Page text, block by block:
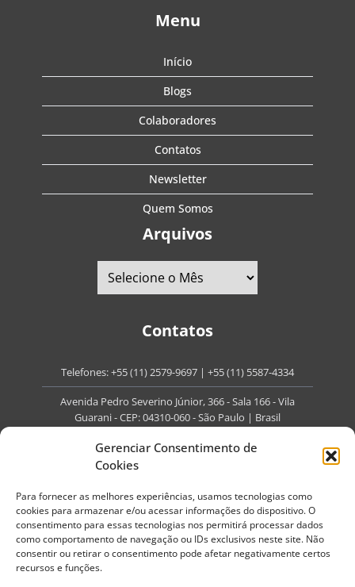
Gerenciar Consentimento de
Cookies
Para fornecer as melhores experiências, usamos tecnologias como
cookies para armazenar e/ou acessar informações do dispositivo. O
consentimento para essas tecnologias nos permitirá processar dados
como comportamento de navegação ou IDs exclusivos neste site. Não
consentir ou retirar o consentimento pode afetar negativamente certos
recursos e funções.
Menu
Início
Blogs
Colaboradores
Contatos
Newsletter
Quem Somos
Arquivos
Contatos
Telefones:+55 (11) 2579-9697 | +55 (11) 5587-4334
Avenida Pedro Severino Júnior, 366 - Sala 166 - Vila
Guarani - CEP: 04310-060 - São Paulo | Brasil
contato@portaldoenvelhecimento.com.br
Redes Sociais